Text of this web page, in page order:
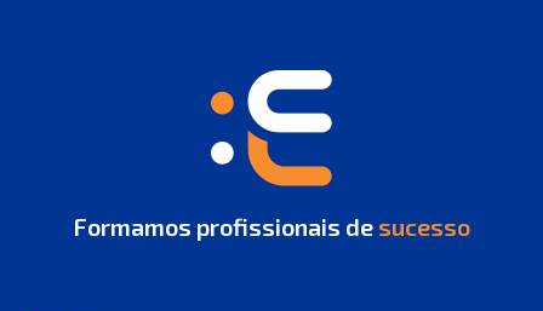
Formamos profissionais de sucesso